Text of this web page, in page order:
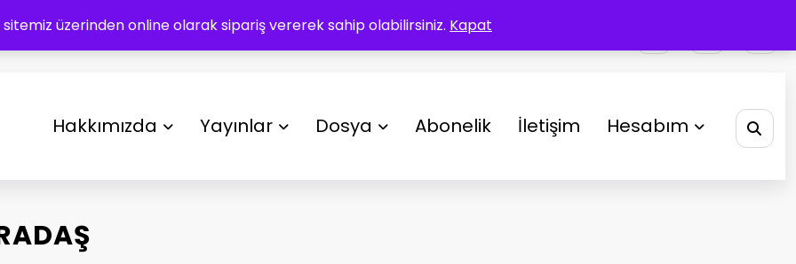
üzerinden online olarak sipariş vererek sahip olabilirsiniz. Kapat
Hakkımızda Yayınlar Dosya Abonelik İletişim Hesabım